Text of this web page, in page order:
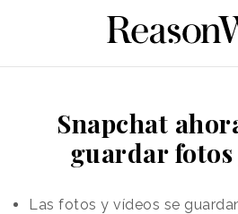
Snapchat
guardar fotos
Las fotos y vídeos se